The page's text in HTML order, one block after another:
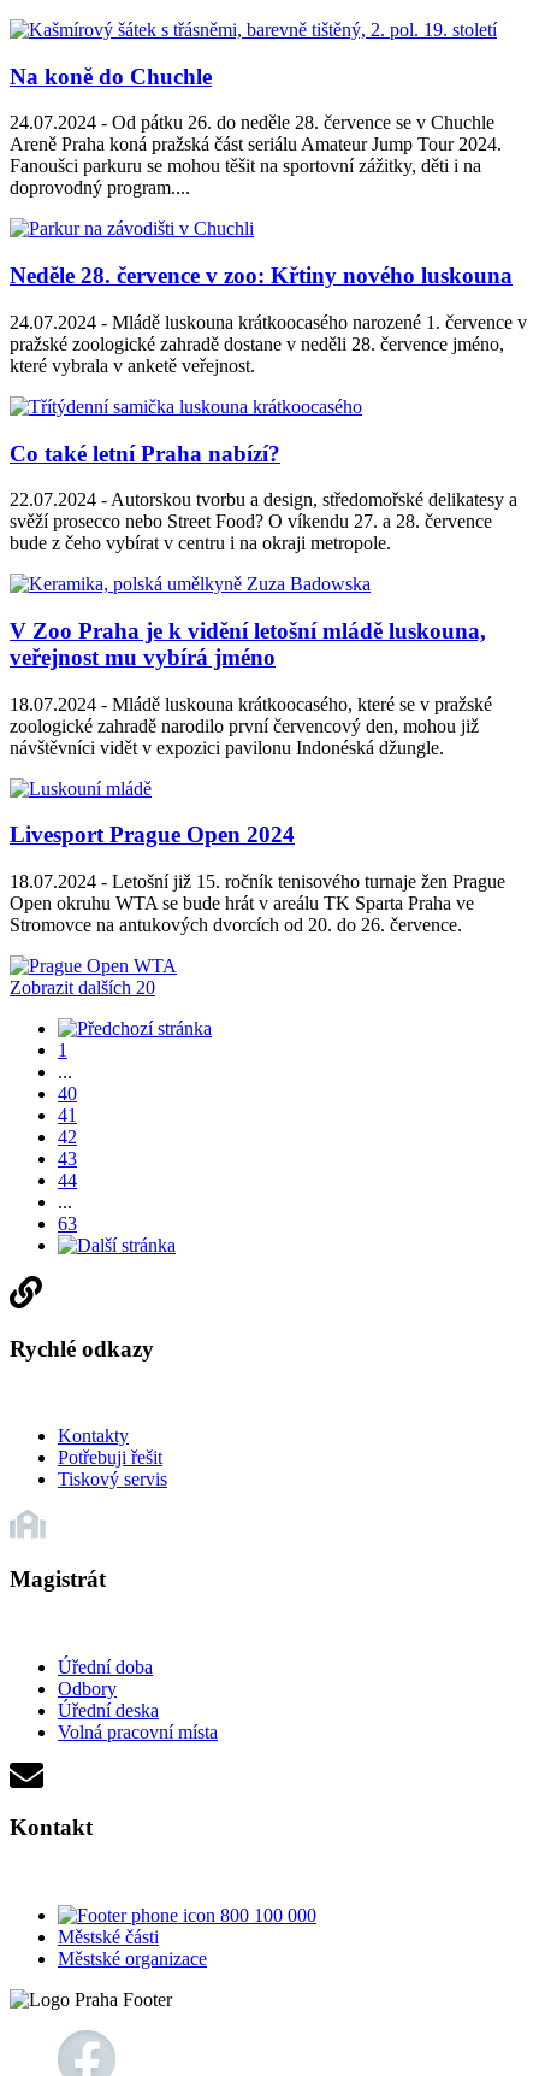
Na koně do Chuchle
24.07.2024 - Od pátku 26. do neděle 28. července se v Chuchle
Areně Praha koná pražská část seriálu Amateur Jump Tour 2024.
Fanoušci parkuru se mohou těšit na sportovní zážitky, děti i na
doprovodný program....
Neděle 28. července v zoo: Křtiny nového luskouna
24.07.2024 - Mládě luskouna krátkoocasého narozené 1. července v
pražské zoologické zahradě dostane v neděli 28. července jméno,
které vybrala v anketě veřejnost.
Co také letní Praha nabízí?
22.07.2024 - Autorskou tvorbu a design, středomořské delikatesy a
svěží prosecco nebo Street Food? O víkendu 27. a 28. července
bude z čeho vybírat v centru i na okraji metropole.
V Zoo Praha je k vidění letošní mládě luskouna,
veřejnost mu vybírá jméno
18.07.2024 - Mládě luskouna krátkoocasého, které se v pražské
zoologické zahradě narodilo první červencový den, mohou již
návštěvníci vidět v expozici pavilonu Indonéská džungle.
Livesport Prague Open 2024
18.07.2024 - Letošní již 15. ročník tenisového turnaje žen Prague
Open okruhu WTA se bude hrát v areálu TK Sparta Praha ve
Stromovce na antukových dvorcích od 20. do 26. července.
Zobrazit dalších 20
1
...
40
41
42
43
44
...
63
Rychlé odkazy
Kontakty
Potřebuji řešit
Tiskový servis
Magistrát
Úřední doba
Odbory
Úřední deska
Volná pracovní místa
Kontakt
800 100 000
Městské části
Městské organizace